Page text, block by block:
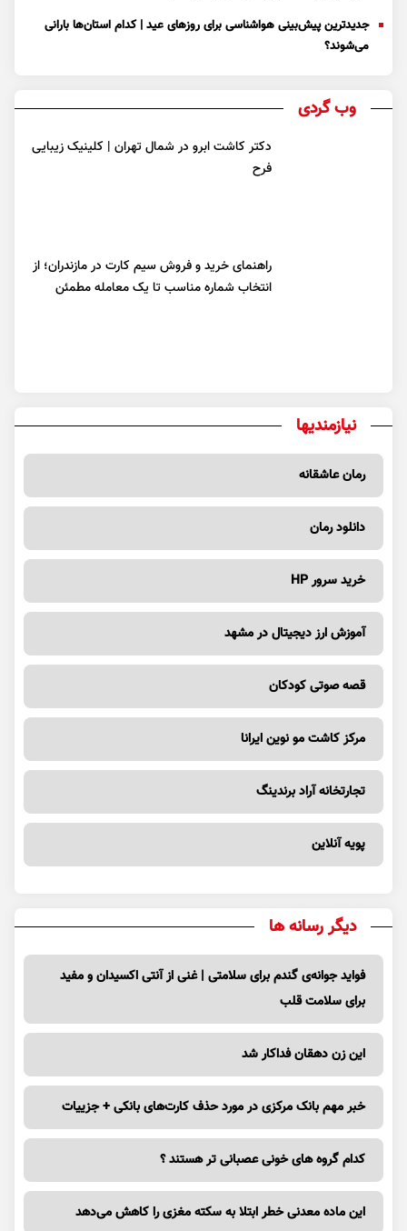
جدیدترین پیش‌بینی هواشناسی برای روزهای عید | کدام استان‌ها بارانی
می‌شوند؟
وب گردی
دکتر کاشت ابرو در شمال تهران | کلینیک زیبایی
فرح
راهنمای خرید و فروش سیم کارت در مازندران؛ از
انتخاب شماره مناسب تا یک معامله مطمئن
نیازمندیها
رمان عاشقانه
دانلود رمان
خرید سرور HP
آموزش ارز دیجیتال در مشهد
قصه صوتی کودکان
مرکز کاشت مو نوین ایرانا
تجارتخانه آراد برندینگ
پویه آنلاین
دیگر رسانه ها
فواید جوانه‌ی گندم برای سلامتی | غنی از آنتی اکسیدان و مفید
برای سلامت قلب
این زن دهقان فداکار شد
خبر مهم بانک مرکزی در مورد حذف کارت‌های بانکی + جزییات
کدام گروه های خونی عصبانی تر هستند ؟
این ماده معدنی خطر ابتلا به سکته مغزی را کاهش می‌دهد